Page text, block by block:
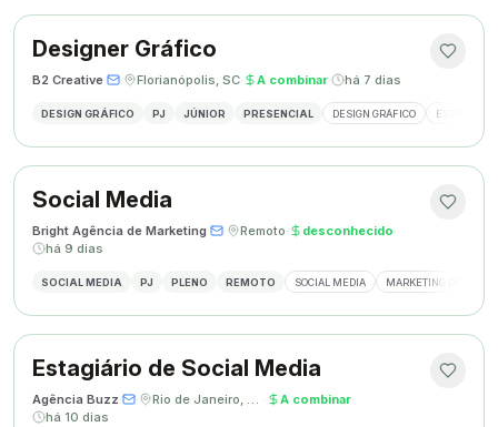
Designer Gráfico
B2 Creative· · Florianópolis, SC· A combinar· há 7 dias
DESIGN GRÁFICO PJ JÚNIOR PRESENCIAL DESIGN GRÁFICO ESTÁGIO
Social Media
Bright Agência de Marketing· · Remoto· desconhecido·
há 9 dias
SOCIAL MEDIA PJ PLENO REMOTO SOCIAL MEDIA MARKETING DIGITAL
Estagiário de Social Media
Agência Buzz· · Rio de Janeiro, Brasil · A combinar·
há 10 dias